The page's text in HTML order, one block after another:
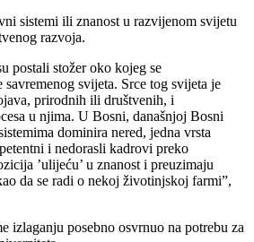
sistemi ili znanost u razvijenom svijetu
razvoja.
postali stožer oko kojeg se
svijeta. Srce tog svijeta je
prirodnih ili društvenih, i
u njima. U Bosni, današnjoj Bosni
dominira nered, jedna vrsta
i nedorasli kadrovi preko
’ulijeću’ u znanost i preuzimaju
da se radi o nekoj životinjskoj farmi”,
izlaganju posebno osvrnuo na potrebu za